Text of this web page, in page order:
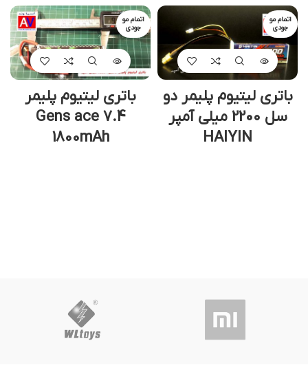
اتمام مو
جودی
باتری لیتیوم پلیمر دو
سل 2200 میلی آمپر
HAIYIN
اتمام مو
جودی
باتری لیتیوم پلیمر
Gens ace 7.4
1800mAh